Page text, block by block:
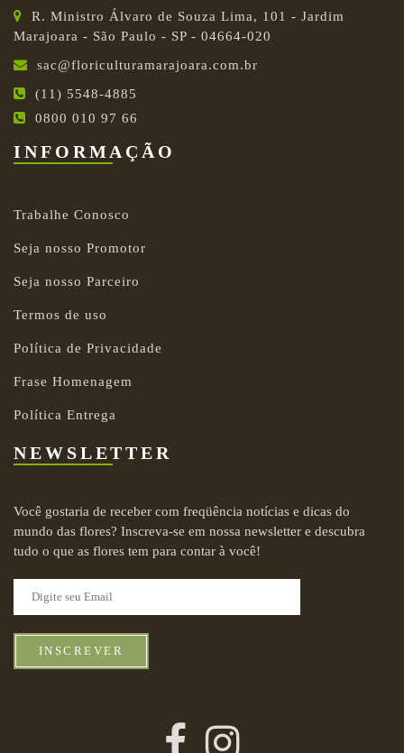
R. Ministro Álvaro de Souza Lima, 101 - Jardim
Marajoara - São Paulo - SP - 04664-020
sac@floriculturamarajoara.com.br
(11) 5548-4885
0800 010 97 66
INFORMAÇÃO
Trabalhe Conosco
Seja nosso Promotor
Seja nosso Parceiro
Termos de uso
Política de Privacidade
Frase Homenagem
Política Entrega
NEWSLETTER
Você gostaria de receber com freqüência notícias e dicas do
mundo das flores? Inscreva-se em nossa newsletter e descubra
tudo o que as flores tem para contar à você!
INSCREVER